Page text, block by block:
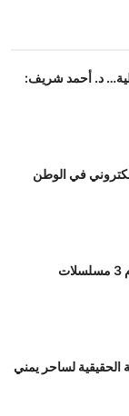
د. أحمد شريف:
في الوطن
«MBC Bollywood» تقدم 3 مسلسلات
الحقيقية لساحر يمني